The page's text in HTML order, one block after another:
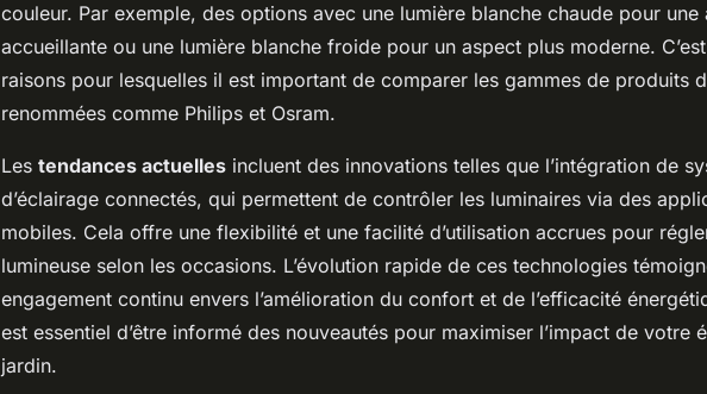
couleur. Par exemple, des options avec une lumière blanche chaude pour une
accueillante ou une lumière blanche froide pour un aspect plus moderne.
raisons pour lesquelles il est important de comparer les gammes de produits
renommées comme Philips et Osram.
Les tendances actuelles incluent des innovations telles que l’intégration de
d’éclairage connectés, qui permettent de contrôler les luminaires via des
mobiles. Cela offre une flexibilité et une facilité d’utilisation accrues pour
lumineuse selon les occasions. L’évolution rapide de ces technologies
engagement continu envers l’amélioration du confort et de l’efficacité
est essentiel d’être informé des nouveautés pour maximiser l’impact de votre
jardin.